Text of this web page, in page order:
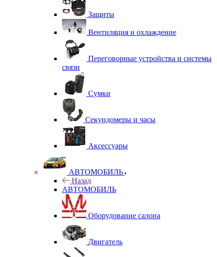
Защиты
Вентиляция и охлаждение
Переговорные устройства и системы
связи
Сумки
Секундомеры и часы
Аксессуары
АВТОМОБИЛЬ
Назад
АВТОМОБИЛЬ
Оборудование салона
Двигатель